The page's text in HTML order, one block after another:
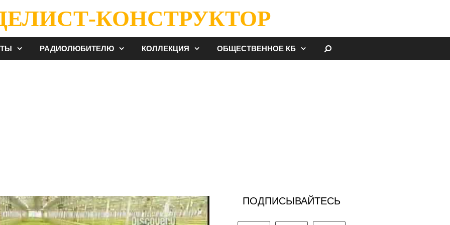
КОНСТРУКТОР
РАДИОЛЮБИТЕЛЮ КОЛЛЕКЦИЯ ОБЩЕСТВЕННОЕ КБ
ПОДПИСЫВАЙТЕСЬ